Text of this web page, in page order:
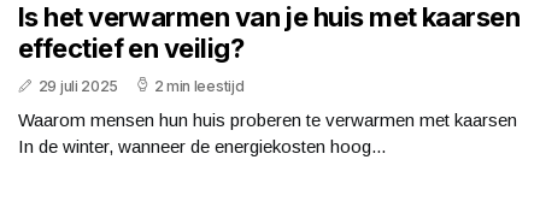
Is het verwarmen van je huis met kaarsen
effectief en veilig?
29 juli 2025 2 min leestijd
Waarom mensen hun huis proberen te verwarmen met kaarsen
In de winter, wanneer de energiekosten hoog...